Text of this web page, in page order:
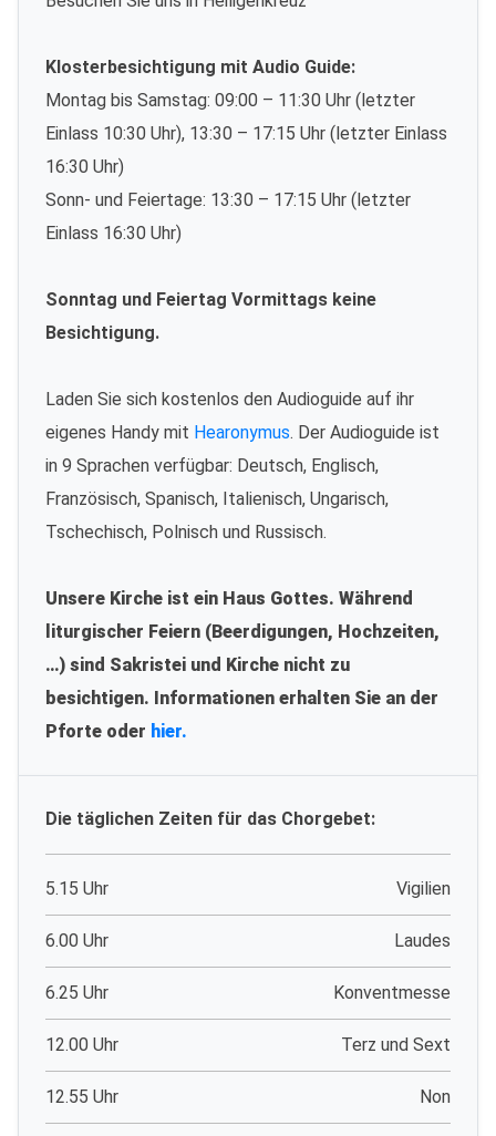
Klosterbesichtigung mit Audio Guide:
Montag bis Samstag: 09:00 – 11:30 Uhr (letzter
Einlass 10:30 Uhr), 13:30 – 17:15 Uhr (letzter Einlass
16:30 Uhr)
Sonn- und Feiertage: 13:30 – 17:15 Uhr (letzter
Einlass 16:30 Uhr)
Sonntag und Feiertag Vormittags keine
Besichtigung.
Laden Sie sich kostenlos den Audioguide auf ihr
eigenes Handy mit Hearonymus. Der Audioguide ist
in 9 Sprachen verfügbar: Deutsch, Englisch,
Französisch, Spanisch, Italienisch, Ungarisch,
Tschechisch, Polnisch und Russisch.
Unsere Kirche ist ein Haus Gottes. Während
liturgischer Feiern (Beerdigungen, Hochzeiten,
…) sind Sakristei und Kirche nicht zu
besichtigen. Informationen erhalten Sie an der
Pforte oder hier.
Die täglichen Zeiten für das Chorgebet:
5.15 Uhr Vigilien
6.00 Uhr Laudes
6.25 Uhr Konventmesse
12.00 Uhr Terz und Sext
12.55 Uhr Non